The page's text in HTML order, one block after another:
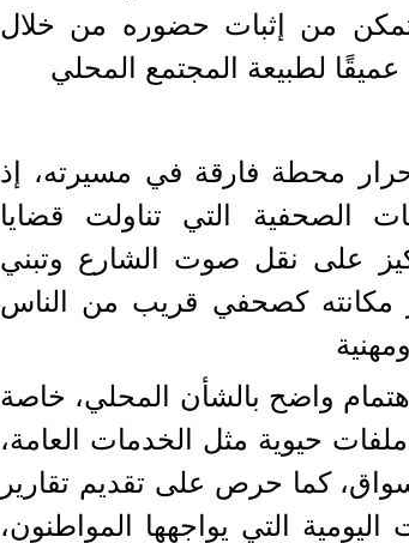
تمكن من إثبات حضوره من خلال
لطبيعة المجتمع المحلي
محطة فارقة في مسيرته، إذ
الصحفية التي تناولت قضايا
على نقل صوت الشارع وتبني
مكانته كصحفي قريب من الناس
واضح بالشأن المحلي، خاصة
حيوية مثل الخدمات العامة،
كما حرص على تقديم تقارير
التي يواجهها المواطنون،